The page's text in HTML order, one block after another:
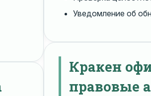
Уведомление об
Кракен
правовые